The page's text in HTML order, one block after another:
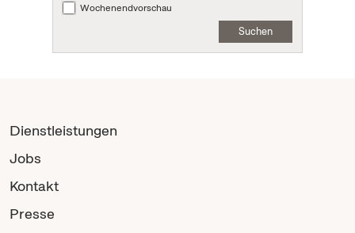
Wochenendvorschau
Suchen
Dienstleistungen
Jobs
Kontakt
Presse